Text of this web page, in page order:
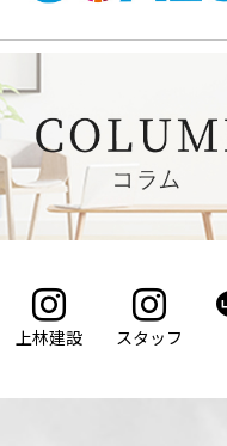
上林建設 スタッフ